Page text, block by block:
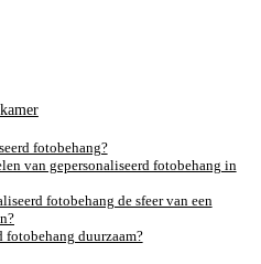
fotobehang?
van gepersonaliseerd fotobehang in
fotobehang de sfeer van een
fotobehang duurzaam?